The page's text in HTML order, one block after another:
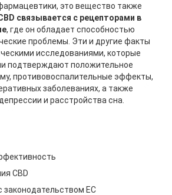
это вещество также
связывается с рецепторами в
, где он обладает способностью
проблемы. Эти и другие факты
исследованиями, которые
подтверждают положительное
противовоспалительные эффекты,
заболеваниях, а также
и расстройства сна.
CBD
законодательством ЕС